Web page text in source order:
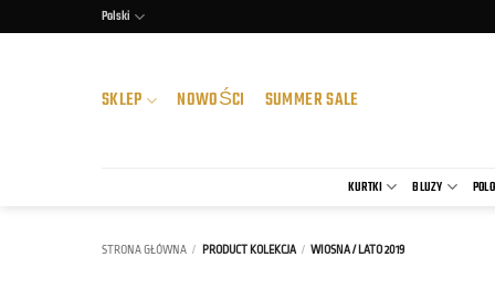
Polski
SKLEP NOWOŚCI SUMMER SALE
KURTKI BLUZY POLO
STRONA GŁÓWNA / PRODUCT KOLEKCJA / WIOSNA / LATO 2019